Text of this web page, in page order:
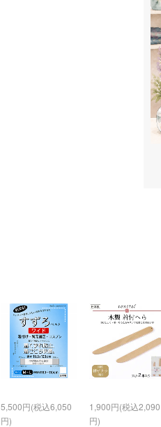
5,500円(税込6,050
円)
1,900円(税込2,090
円)